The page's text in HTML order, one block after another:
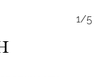
1/5